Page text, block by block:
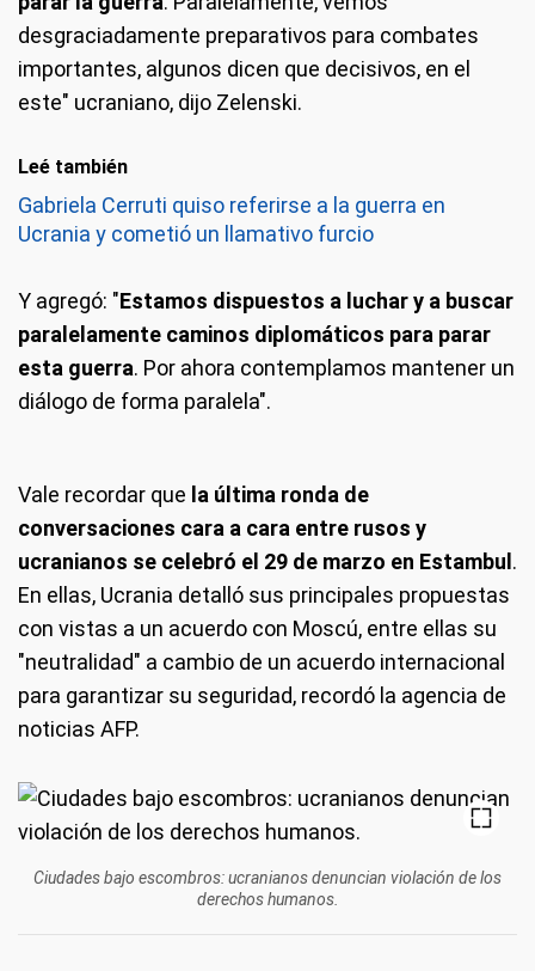
desgraciadamente preparativos para combates
importantes, algunos dicen que decisivos, en el
este" ucraniano, dijo Zelenski.
Leé también
Gabriela Cerruti quiso referirse a la guerra en
Ucrania y cometió un llamativo furcio
Y agregó: "Estamos dispuestos a luchar y a buscar
paralelamente caminos diplomáticos para parar
esta guerra. Por ahora contemplamos mantener un
diálogo de forma paralela".
Vale recordar que la última ronda de
conversaciones cara a cara entre rusos y
ucranianos se celebró el 29 de marzo en Estambul .
En ellas, Ucrania detalló sus principales propuestas
con vistas a un acuerdo con Moscú, entre ellas su
"neutralidad" a cambio de un acuerdo internacional
para garantizar su seguridad, recordó la agencia de
noticias AFP.
Ciudades bajo escombros: ucranianos denuncian violación de los
derechos humanos.